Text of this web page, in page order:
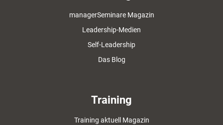
managerSeminare Magazin
Leadership-Medien
Self-Leadership
Das Blog
Training
Training aktuell Magazin